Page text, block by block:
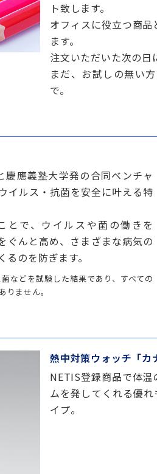
ト致します。
オフィスに役立つ商
ます。
注文いただいた次の日
まだ、お試しの無い
で。
慶應義塾大学発の合同ベンチャ
イルス・抗菌を安全に叶える特
とで、ウイルスや菌の働きを
ぐんと高め、さまざまな病気の
のを防ぎます。
などを試験した結果であり、すべての
ません。
熱中対策ウォッチ「カ
NETIS登録商品で体
ムを発してくれる優
イプ。